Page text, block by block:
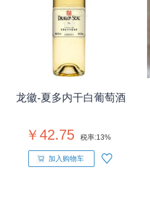
龙徽-夏多内干白葡萄酒
￥42.75 税率:13%
加入购物车